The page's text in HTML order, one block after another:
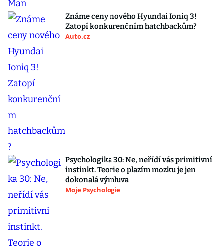
Známe ceny nového Hyundai Ioniq 3!
Zatopí konkurenčním hatchbackům?
Auto.cz
Psychologika 30: Ne, neřídí vás primitivní
instinkt. Teorie o plazím mozku je jen
dokonalá výmluva
Moje Psychologie